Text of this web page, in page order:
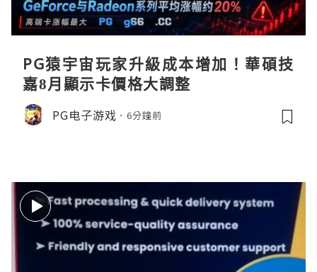
PG猿宇宙玩家升級成本增加！華碩技
嘉8月顯示卡價格大調整
PG电子游戏 6分鐘前